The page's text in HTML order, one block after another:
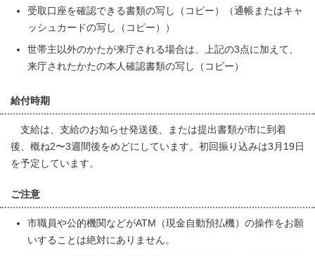
受取口座を確認できる書類の写し（コピー）（通帳またはキャ
ッシュカードの写し（コピー））
世帯主以外のかたが来庁される場合は、上記の3点に加えて、
来庁されたかたの本人確認書類の写し（コピー）
給付時期
支給は、支給のお知らせ発送後、または提出書類が市に到着
後、概ね2〜3週間後をめどにしています。初回振り込みは3月19日
を予定しています。
ご注意
市職員や公的機関などがATM（現金自動預払機）の操作をお願
いすることは絶対にありません。